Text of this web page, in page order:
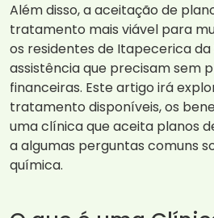
Além disso, a aceitação de
tratamento mais viável para
os residentes de Itapecerica
assistência que precisam sem
financeiras. Este artigo irá
tratamento disponíveis, os
uma clínica que aceita planos
a algumas perguntas comuns
química.